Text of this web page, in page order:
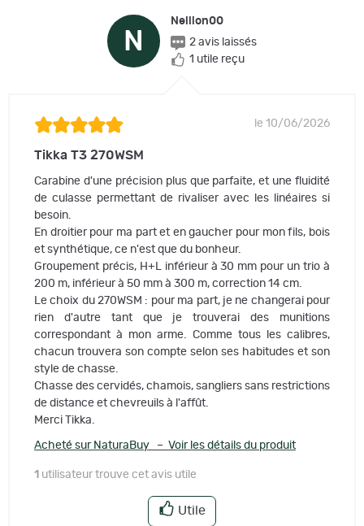
N
Nellion00
2 avis laissés
1 utile reçu
le 10/06/2026
Tikka T3 270WSM
Carabine d'une précision plus que parfaite, et une fluidité
de culasse permettant de rivaliser avec les linéaires si
besoin.
En droitier pour ma part et en gaucher pour mon fils, bois
et synthétique, ce n'est que du bonheur.
Groupement précis, H+L inférieur à 30 mm pour un trio à
200 m, inférieur à 50 mm à 300 m, correction 14 cm.
Le choix du 270WSM : pour ma part, je ne changerai pour
rien d'autre tant que je trouverai des munitions
correspondant à mon arme. Comme tous les calibres,
chacun trouvera son compte selon ses habitudes et son
style de chasse.
Chasse des cervidés, chamois, sangliers sans restrictions
de distance et chevreuils à l'affût.
Merci Tikka.
Acheté sur NaturaBuy – Voir les détails du produit
1 utilisateur trouve cet avis utile
Utile